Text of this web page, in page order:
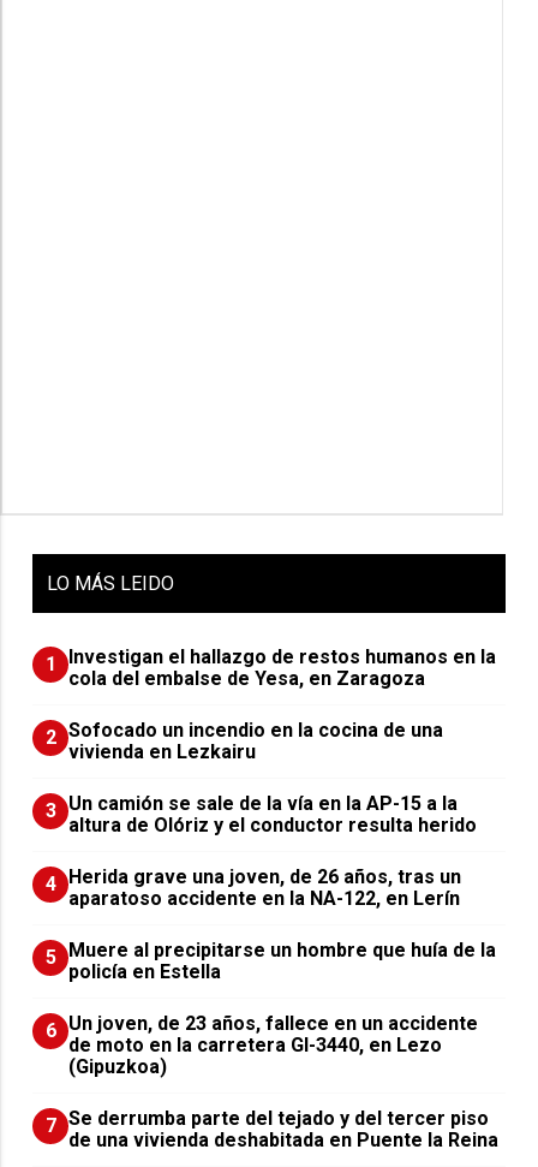
LO MÁS LEIDO
1
Investigan el hallazgo de restos humanos en la
cola del embalse de Yesa, en Zaragoza
2 Sofocado un incendio en la cocina de una
vivienda en Lezkairu
3 Un camión se sale de la vía en la AP-15 a la
altura de Olóriz y el conductor resulta herido
4 Herida grave una joven, de 26 años, tras un
aparatoso accidente en la NA-122, en Lerín
5 Muere al precipitarse un hombre que huía de la
policía en Estella
6 Un joven, de 23 años, fallece en un accidente
de moto en la carretera GI-3440, en Lezo
(Gipuzkoa)
7 Se derrumba parte del tejado y del tercer piso
de una vivienda deshabitada en Puente la Reina